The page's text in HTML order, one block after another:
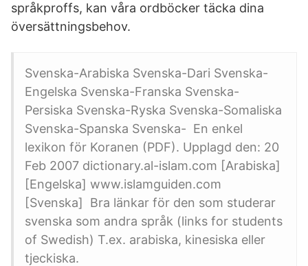
språkproffs, kan våra ordböcker täcka dina
översättningsbehov.
Svenska-Arabiska Svenska-Dari Svenska-
Engelska Svenska-Franska Svenska-
Persiska Svenska-Ryska Svenska-Somaliska
Svenska-Spanska Svenska- En enkel
lexikon för Koranen (PDF). Upplagd den: 20
Feb 2007 dictionary.al-islam.com [Arabiska]
[Engelska] www.islamguiden.com
[Svenska] Bra länkar för den som studerar
svenska som andra språk (links for students
of Swedish) T.ex. arabiska, kinesiska eller
tjeckiska.